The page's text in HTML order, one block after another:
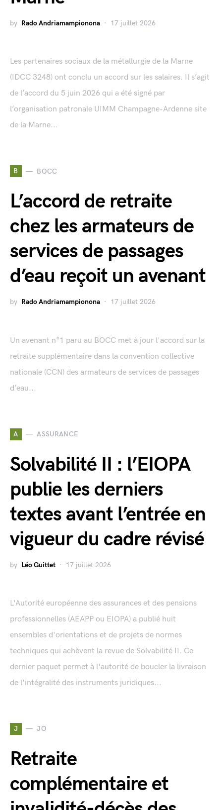
by Rado Andriamampionona 17 juillet 2026
Les partenaires sociaux de la métallurgie de la Marne
(IDCC 3248) ont conclu un accord sur les salaires. Il s’agit
de l’accord du 5 juin 2026 qui a été signé par
l’organisation patronale UIMM Champagne-Ardenne site
de la Marne...
B BOCC
L’accord de retraite
chez les armateurs de
services de passages
d’eau reçoit un avenant
by Rado Andriamampionona 17 juillet 2026
Un avenant n°1 paru au BOCC met à jour l'accord sur la
retraite supplémentaire dans la convention collective
nationale (CCN) des armateurs de services de passages
d’eau...
A ASSURANCE
Solvabilité II : l’EIOPA
publie les derniers
textes avant l’entrée en
vigueur du cadre révisé
by Léo Guittet 17 juillet 2026
L'Autorité européenne des assurances et des pensions
professionnelles (AEAPP ou EIOPA) a publié huit
ensembles d'orientations et de projets de normes
techniques qui achèvent la revue de Solvabilité II. Ce
dernier paquet permet à l'autorité de boucler la livraison
de l'intégralité des instruments juridiques...
J JO
Retraite
complémentaire et